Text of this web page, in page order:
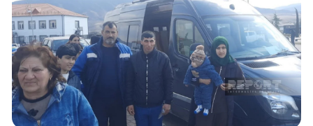
ЗАСТАВЛЯЕТ
КАВКАЗ ЗА ПАЛЕСТИНУ
ИНАКОМЫСЛИЕ В ЧЕЧНЕ
ПРЕСЛЕДОВАНИЕ АКТИВИСТОВ
МОБИЛИЗАЦИЯ И ПРОТЕСТЫ
Дагестан
Ингушетия
Кабардино-Балкария
Калмыкия
Карачаево-Черкесия
Краснодарский край